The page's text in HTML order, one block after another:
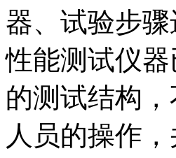
器、试验步
性能测试仪
的测试结构
人员的操作